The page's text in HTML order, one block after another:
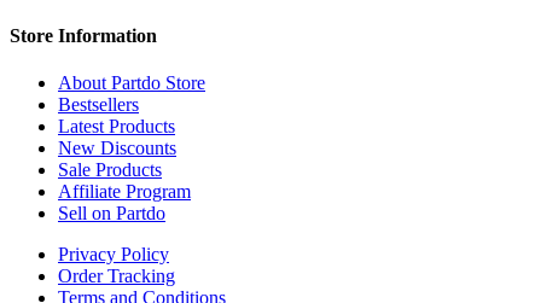
Store Information
About Partdo Store
Bestsellers
Latest Products
New Discounts
Sale Products
Affiliate Program
Sell on Partdo
Privacy Policy
Order Tracking
Terms and Conditions